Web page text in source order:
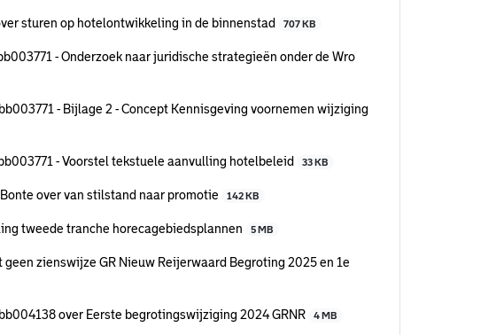
sturen op hotelontwikkeling in de binnenstad
707 KB
- Onderzoek naar juridische strategieën onder de Wro
- Bijlage 2 - Concept Kennisgeving voornemen wijziging
- Voorstel tekstuele aanvulling hotelbeleid 33 KB
over van stilstand naar promotie 142 KB
tweede tranche horecagebiedsplannen 5 MB
zienswijze GR Nieuw Reijerwaard Begroting 2025 en 1e
over Eerste begrotingswijziging 2024 GRNR 4 MB